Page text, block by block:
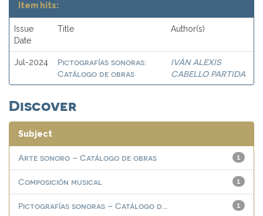
Item hits:
Issue
Date
Title Author(s)
Jul-2024
Pictografías sonoras:
Catálogo de obras
IVÁN ALEXIS
CABELLO PARTIDA
Discover
Subject
1
Arte sonoro – Catálogo de obras
1
Composición musical
1
Pictografías sonoras – Catálogo d...